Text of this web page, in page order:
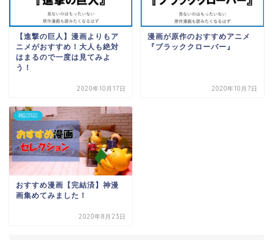
【進撃の巨人】漫画よりもア
ニメがおすすめ！大人も絶対
はまるので一度は見てみよ
う！
2020年10月17日
漫画が原作のおすすめアニメ
『ブラッククローバー』
2020年10月7日
雑記日記
おすすめ漫画【完結済】神漫
画集めてみました！
2020年8月23日